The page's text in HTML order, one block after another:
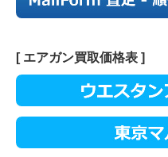
[ エアガン買取価格表 ]